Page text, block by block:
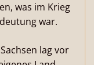
was im Krieg
war.
lag vor